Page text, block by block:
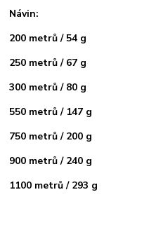
Návin:
200 metrů / 54 g
250 metrů / 67 g
300 metrů / 80 g
550 metrů / 147 g
750 metrů / 200 g
900 metrů / 240 g
1100 metrů / 293 g